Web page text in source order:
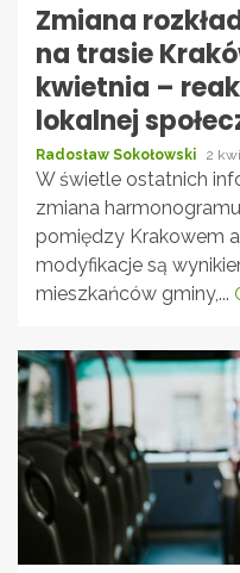
Zmiana
na trasie
kwietnia –
lokalnej
Radosław Sokołowski 2
W świetle ostatnich
zmiana
pomiędzy Krakowem
modyfikacje są
mieszkańców gminy,...